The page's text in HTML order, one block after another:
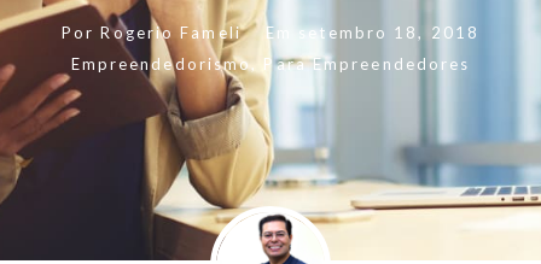
Por Rogerio Fameli Em
setembro 18, 2018
Empreendedorismo, Para Empreendedores